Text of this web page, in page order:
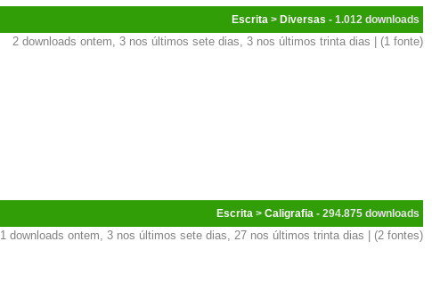
Escrita > Diversas - 1.012
2 downloads ontem, 3 nos últimos sete dias, 3 nos últimos trinta dias | (1 fonte)
Escrita > Caligrafia - 294.875
1 downloads ontem, 3 nos últimos sete dias, 27 nos últimos trinta dias | (2 fontes)